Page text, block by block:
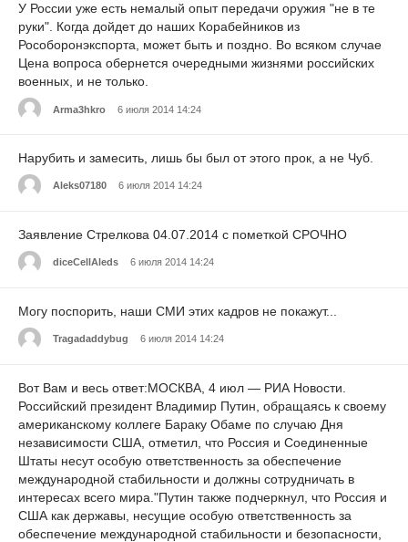
У России уже есть немалый опыт передачи оружия "не в те
руки". Когда дойдет до наших Корабейников из
Рособоронэкспорта, может быть и поздно. Во всяком случае
Цена вопроса обернется очередными жизнями российских
военных, и не только.
Arma3hkro 6 июля 2014 14:24
Нарубить и замесить, лишь бы был от этого прок, а не Чуб.
Aleks07180 6 июля 2014 14:24
Заявление Стрелкова 04.07.2014 с пометкой СРОЧНО
diceCellAleds 6 июля 2014 14:24
Могу поспорить, наши СМИ этих кадров не покажут...
Tragadaddybug 6 июля 2014 14:24
Вот Вам и весь ответ:МОСКВА, 4 июл — РИА Новости.
Российский президент Владимир Путин, обращаясь к своему
американскому коллеге Бараку Обаме по случаю Дня
независимости США, отметил, что Россия и Соединенные
Штаты несут особую ответственность за обеспечение
международной стабильности и должны сотрудничать в
интересах всего мира."Путин также подчеркнул, что Россия и
США как державы, несущие особую ответственность за
обеспечение международной стабильности и безопасности,